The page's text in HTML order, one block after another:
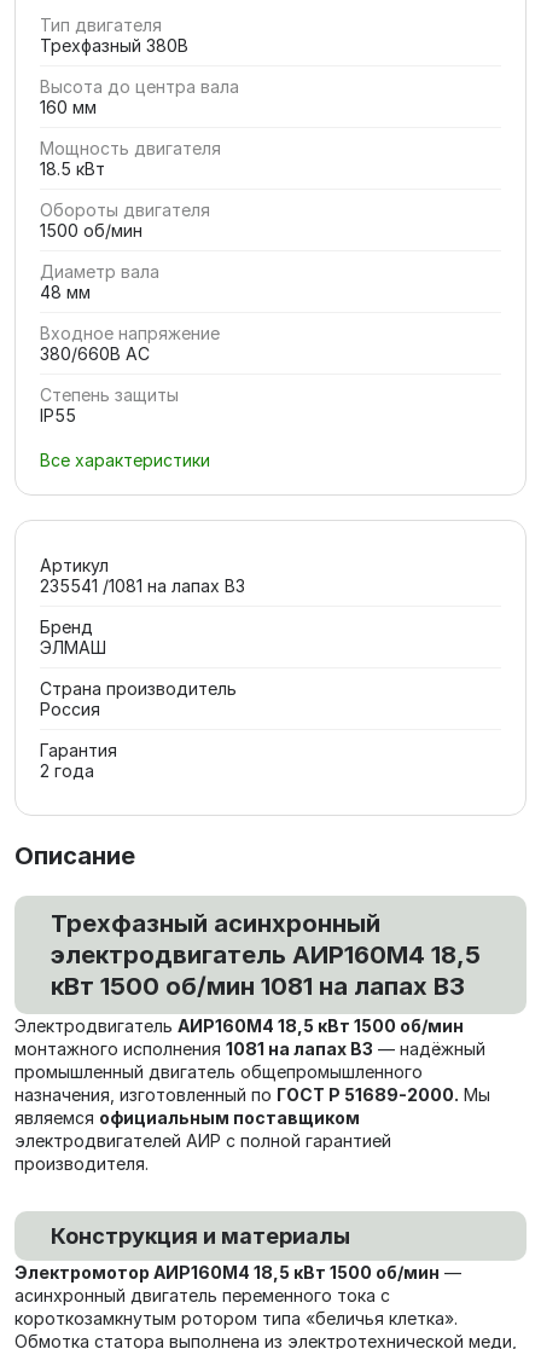
Тип двигателя
Трехфазный 380В
Высота до центра вала
160 мм
Мощность двигателя
18.5 кВт
Обороты двигателя
1500 об/мин
Диаметр вала
48 мм
Входное напряжение
380/660В AC
Степень защиты
IP55
Все характеристики
Артикул
235541 /1081 на лапах В3
Бренд
ЭЛМАШ
Страна производитель
Россия
Гарантия
2 года
Описание
Трехфазный асинхронный
электродвигатель АИР160М4 18,5
кВт 1500 об/мин 1081 на лапах В3
Электродвигатель АИР160М4 18,5 кВт 1500 об/мин
монтажного исполнения 1081 на лапах В3 — надёжный
промышленный двигатель общепромышленного
назначения, изготовленный по ГОСТ Р 51689-2000. Мы
являемся официальным поставщиком
электродвигателей АИР с полной гарантией
производителя.
Конструкция и материалы
Электромотор АИР160М4 18,5 кВт 1500 об/мин —
асинхронный двигатель переменного тока с
короткозамкнутым ротором типа «беличья клетка».
Обмотка статора выполнена из электротехнической меди,